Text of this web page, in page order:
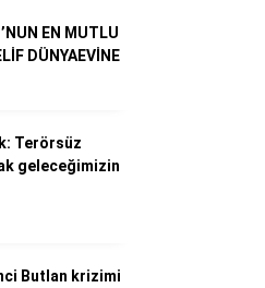
Ekonomi
Gündem
Magazin
EN MUTLU
DÜNYAEVİNE
Terörsüz
geleceğimizin
Butlan krizimi